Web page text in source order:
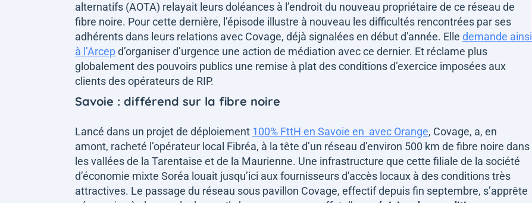
alternatifs (AOTA) relayait leurs doléances à l’endroit du nouveau propriétaire de ce réseau de
fibre noire. Pour cette dernière, l’épisode illustre à nouveau les difficultés rencontrées par ses
adhérents dans leurs relations avec Covage, déjà signalées en début d'année. Elle demande ainsi
à l’Arcepd’organiser d’urgence une action de médiation avec ce dernier. Et réclame plus
globalement des pouvoirs publics une remise à plat des conditions d’exercice imposées aux
clients des opérateurs de RIP.
Savoie : différend sur la fibre noire
Lancé dans un projet de déploiement 100% FttH en Savoie en avec Orange, Covage, a, en
amont, racheté l’opérateur local Fibréa, à la tête d’un réseau d’environ 500 km de fibre noire dans
les vallées de la Tarentaise et de la Maurienne. Une infrastructure que cette filiale de la société
d’économie mixte Soréa louait jusqu’ici aux fournisseurs d'accès locaux à des conditions très
attractives. Le passage du réseau sous pavillon Covage, effectif depuis fin septembre, s’apprête